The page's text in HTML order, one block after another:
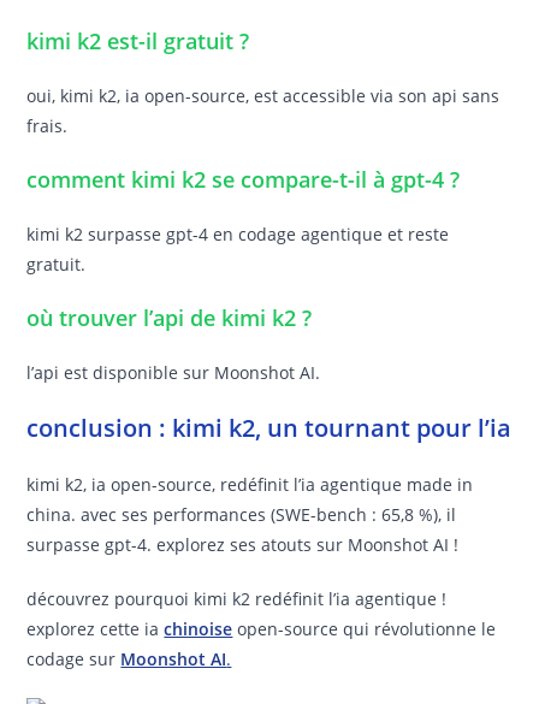
kimi k2 est-il gratuit ?
oui, kimi k2, ia open-source, est accessible via son api sans
frais.
comment kimi k2 se compare-t-il à gpt-4 ?
kimi k2 surpasse gpt-4 en codage agentique et reste
gratuit.
où trouver l’api de kimi k2 ?
l’api est disponible sur Moonshot AI.
conclusion : kimi k2, un tournant pour l’ia
kimi k2, ia open-source, redéfinit l’ia agentique made in
china. avec ses performances (SWE-bench : 65,8 %), il
surpasse gpt-4. explorez ses atouts sur Moonshot AI !
découvrez pourquoi kimi k2 redéfinit l’ia agentique !
explorez cette ia chinoise open-source qui révolutionne le
codage sur Moonshot AI.